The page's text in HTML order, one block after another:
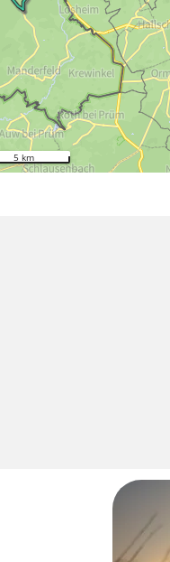
5 km